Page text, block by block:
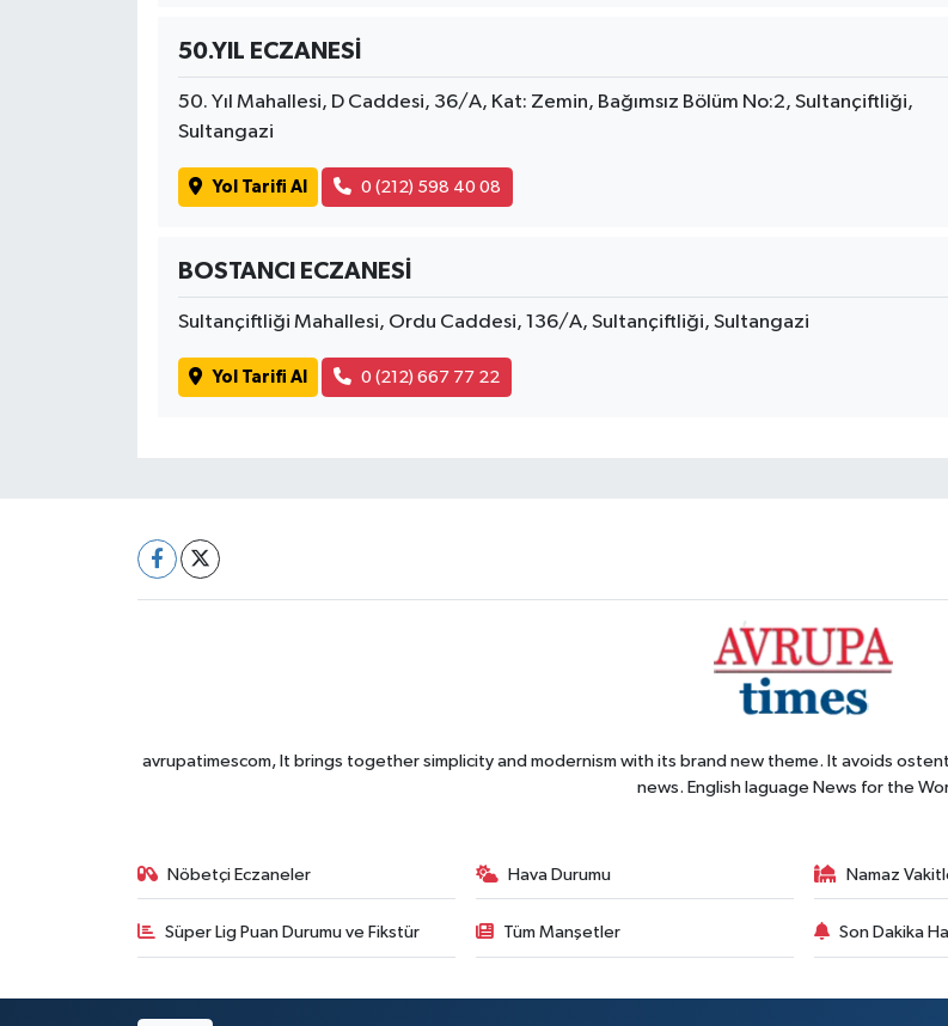
50.YIL ECZANESİ
50. Yıl Mahallesi, D Caddesi, 36/A, Kat: Zemin, Bağımsız Bölüm No:2, Sultançiftliği,
Sultangazi
Yol Tarifi Al 0 (212) 598 40 08
BOSTANCI ECZANESİ
Sultançiftliği Mahallesi, Ordu Caddesi, 136/A, Sultançiftliği, Sultangazi
Yol Tarifi Al 0 (212) 667 77 22
avrupatimescom, It brings together simplicity and modernism with its brand new theme. It avoids
news. English laguage News for the
Nöbetçi Eczaneler Hava Durumu Namaz
Süper Lig Puan Durumu ve Fikstür Tüm Manşetler Son Dakika